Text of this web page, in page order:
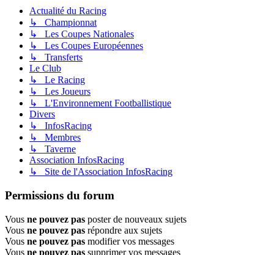
Actualité du Racing
↳ Championnat
↳ Les Coupes Nationales
↳ Les Coupes Européennes
↳ Transferts
Le Club
↳ Le Racing
↳ Les Joueurs
↳ L'Environnement Footballistique
Divers
↳ InfosRacing
↳ Membres
↳ Taverne
Association InfosRacing
↳ Site de l'Association InfosRacing
Permissions du forum
Vous ne pouvez pas poster de nouveaux sujets
Vous ne pouvez pas répondre aux sujets
Vous ne pouvez pas modifier vos messages
Vous ne pouvez pas supprimer vos messages